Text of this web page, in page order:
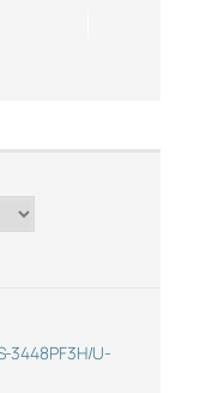
3448PF3H/U-